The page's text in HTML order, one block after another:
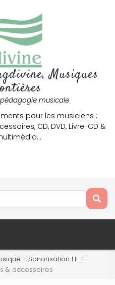
Musiques
musicale
pour les musiciens :
CD, DVD, Livre-CD &
Sonorisation Hi-Fi
& accessoires